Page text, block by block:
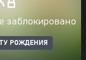
заблокировано
РОЖДЕНИЯ